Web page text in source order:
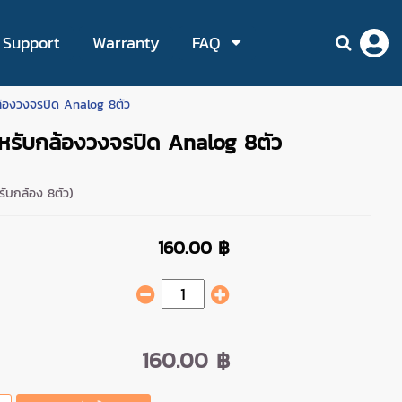
Support Warranty FAQ
งวงจรปิด Analog 8ตัว
รับกล้องวงจรปิด Analog 8ตัว
บกล้อง 8ตัว)
160.00 ฿
160.00 ฿